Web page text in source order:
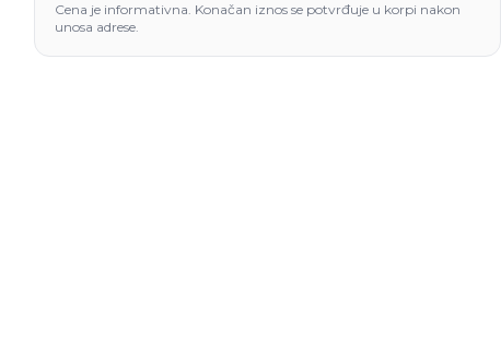
Cena je informativna. Konačan iznos se potvrđuje u korpi nakon
unosa adrese.